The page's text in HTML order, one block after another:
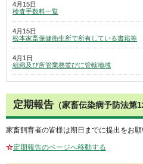
4月15日
検査手数料一覧
4月15日
松本家畜保健衛生所で所有している書籍等
4月1日
組織及び所管業務並びに管轄地域
定期報告 （家畜伝染病予防法第
家畜飼育者の皆様は期日までに提出をお願
☆定期報告のページへ移動する